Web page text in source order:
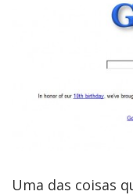
Uma das coisas